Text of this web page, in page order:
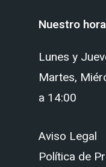
Nuestro
Lunes y
Martes,
a 14:00
Aviso Legal
Política de